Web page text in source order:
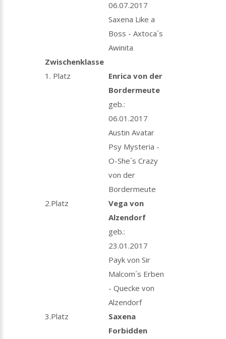
06.07.2017
Saxena Like a
Boss - Axtoca´s
Awinita
Zwischenklasse
1. Platz
Enrica von der
Bordermeute
geb.:
06.01.2017
Austin Avatar
Psy Mysteria -
O-She´s Crazy
von der
Bordermeute
2.Platz
Vega von
Alzendorf
geb.:
23.01.2017
Payk von Sir
Malcom´s Erben
- Quecke von
Alzendorf
3.Platz
Saxena
Forbidden